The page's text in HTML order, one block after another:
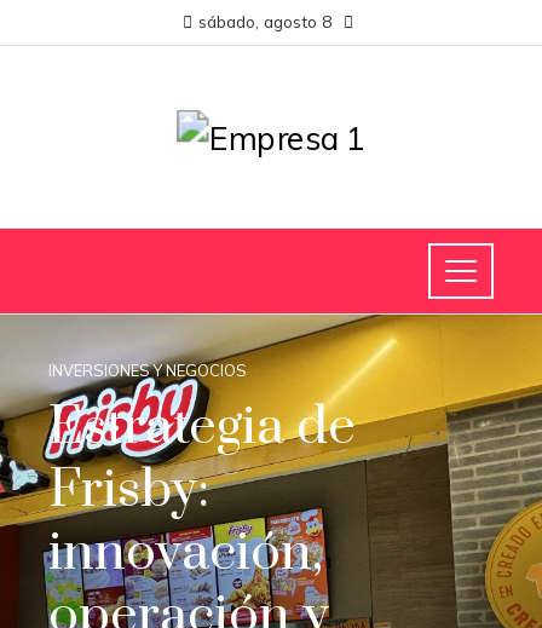
sábado, agosto 8
INVERSIONES Y NEGOCIOS
Estrategia de
Frisby:
innovación,